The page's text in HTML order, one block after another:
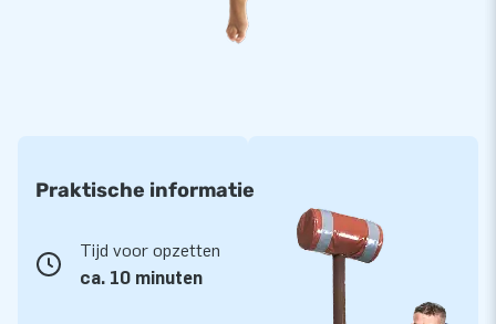
Praktische informatie
Tijd voor opzetten
ca. 10 minuten